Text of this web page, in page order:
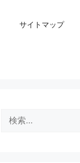
サイトマップ
索: